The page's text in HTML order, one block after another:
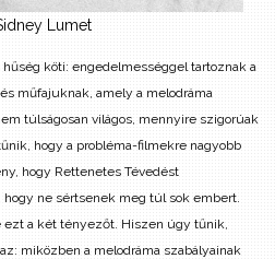
Lumet
köti: engedelmességgel tartoznak a
műfajuknak, amely a melodráma
túlságosan világos, mennyire szigorúak
hogy a probléma-filmekre nagyobb
hogy Rettenetes Tévedést
ne sértsenek meg túl sok embert.
a két tényezőt. Hiszen úgy tűnik,
miközben a melodráma szabályainak